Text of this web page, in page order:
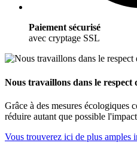
Paiement sécurisé
avec cryptage SSL
Nous travaillons dans le
Grâce à des mesures écologiques
réduire autant que possible
Vous trouverez ici de plus amples